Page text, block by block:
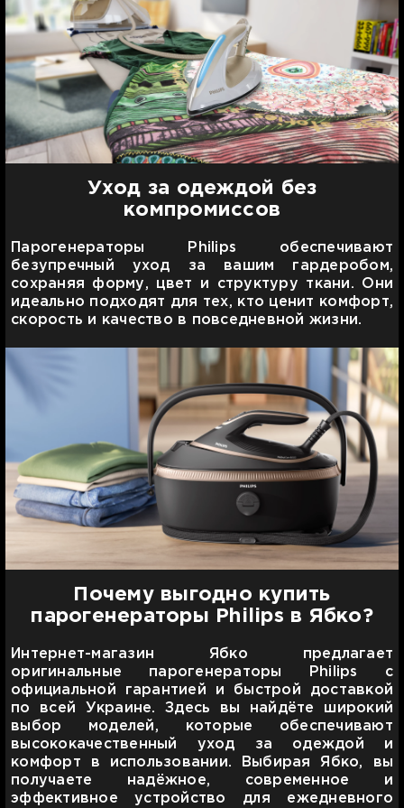
Уход за одеждой без
компромиссов
Парогенераторы Philips обеспечивают
безупречный уход за вашим гардеробом,
сохраняя форму, цвет и структуру ткани. Они
идеально подходят для тех, кто ценит комфорт,
скорость и качество в повседневной жизни.
Почему выгодно купить
парогенераторы Philips в Ябко?
Интернет-магазин Ябко предлагает
оригинальные парогенераторы Philips с
официальной гарантией и быстрой доставкой
по всей Украине. Здесь вы найдёте широкий
выбор моделей, которые обеспечивают
высококачественный уход за одеждой и
комфорт в использовании. Выбирая Ябко, вы
получаете надёжное, современное и
эффективное устройство для ежедневного